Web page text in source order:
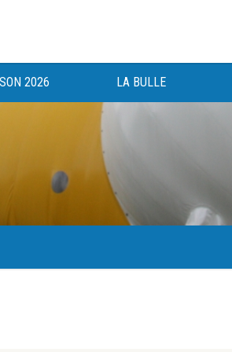
2026 LA BULLE
au bénéfice des haut-saônois depuis 1983.